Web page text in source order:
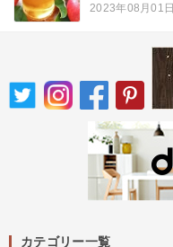
2023年08月01日
カテゴリー一覧